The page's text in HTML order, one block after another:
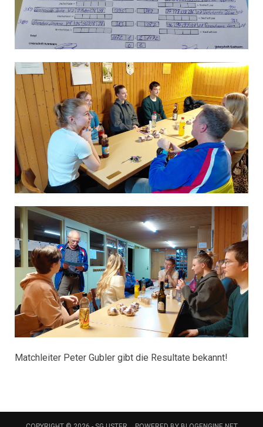
Matchleiter Peter Gubler gibt die Resultate bekannt!